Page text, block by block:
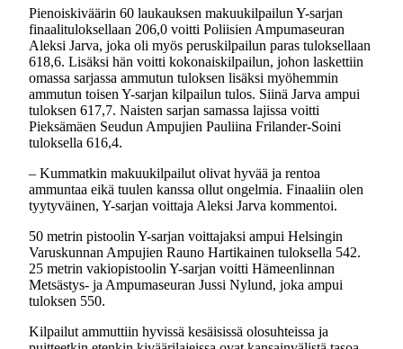
Pienoiskiväärin 60 laukauksen makuukilpailun Y-sarjan
finaalituloksellaan 206,0 voitti Poliisien Ampumaseuran
Aleksi Jarva, joka oli myös peruskilpailun paras tuloksellaan
618,6. Lisäksi hän voitti kokonaiskilpailun, johon laskettiin
omassa sarjassa ammutun tuloksen lisäksi myöhemmin
ammutun toisen Y-sarjan kilpailun tulos. Siinä Jarva ampui
tuloksen 617,7. Naisten sarjan samassa lajissa voitti
Pieksämäen Seudun Ampujien Pauliina Frilander-Soini
tuloksella 616,4.
– Kummatkin makuukilpailut olivat hyvää ja rentoa
ammuntaa eikä tuulen kanssa ollut ongelmia. Finaaliin olen
tyytyväinen, Y-sarjan voittaja Aleksi Jarva kommentoi.
50 metrin pistoolin Y-sarjan voittajaksi ampui Helsingin
Varuskunnan Ampujien Rauno Hartikainen tuloksella 542.
25 metrin vakiopistoolin Y-sarjan voitti Hämeenlinnan
Metsästys- ja Ampumaseuran Jussi Nylund, joka ampui
tuloksen 550.
Kilpailut ammuttiin hyvissä kesäisissä olosuhteissa ja